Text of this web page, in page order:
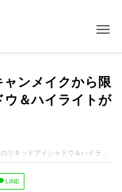
ンメイクから限
＆ハイライトが
ドアイシャドウ＆ハイライトが登場
LINE